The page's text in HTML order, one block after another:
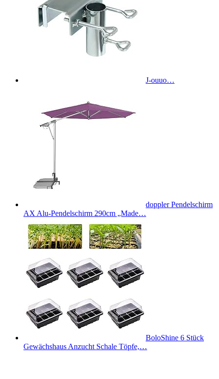
J-ouuo…
doppler Pendelschirm
AX Alu-Pendelschirm 290cm „Made…
BoloShine 6 Stück
Gewächshaus Anzucht Schale Töpfe,…